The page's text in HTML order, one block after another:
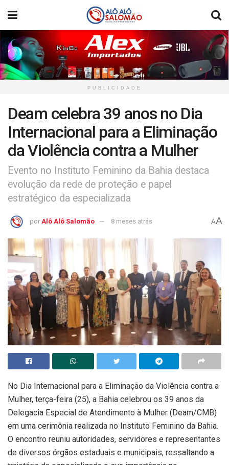
PUBLICIDADE
Deam celebra 39 anos no Dia
Internacional para a Eliminação
da Violência contra a Mulher
Evento no Instituto Feminino da Bahia destaca
evolução da rede de proteção e papel
estratégico da especializada
por Alô Alô Salomão 8 meses atrás AA
No Dia Internacional para a Eliminação da Violência contra a
Mulher, terça-feira (25), a Bahia celebrou os 39 anos da
Delegacia Especial de Atendimento à Mulher (Deam/CMB)
em uma cerimônia realizada no Instituto Feminino da Bahia.
O encontro reuniu autoridades, servidores e representantes
de diversos órgãos estaduais e municipais, ressaltando a